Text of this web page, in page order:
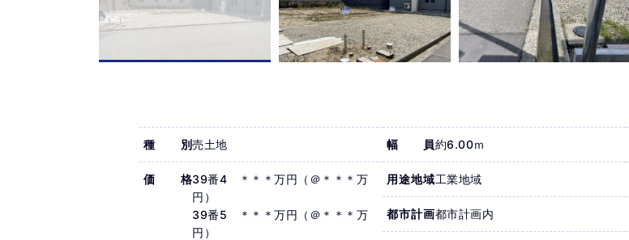
種別売土地
価格39番4 ＊＊＊万円（＠＊＊＊万
円）
39番5 ＊＊＊万円（＠＊＊＊万
円）
幅員約6.00ｍ
用途地域工業地域
都市計画都市計画内